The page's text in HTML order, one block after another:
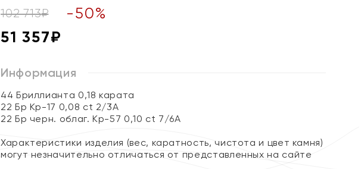
102 713₽ -50%
51 357₽
Информация
44 Бриллианта 0,18 карата
22 Бр Кр-17 0,08 ct 2/3А
22 Бр черн. облаг. Кр-57 0,10 ct 7/6А
Характеристики изделия (вес, каратность, чистота и цвет камня)
могут незначительно отличаться от представленных на сайте